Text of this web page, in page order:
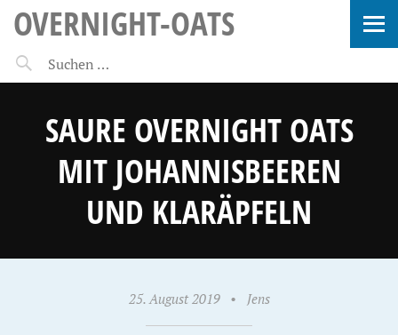
OVERNIGHT-OATS
SAURE OVERNIGHT OATS
MIT JOHANNISBEEREN
UND KLARÄPFELN
25. August 2019 • Jens